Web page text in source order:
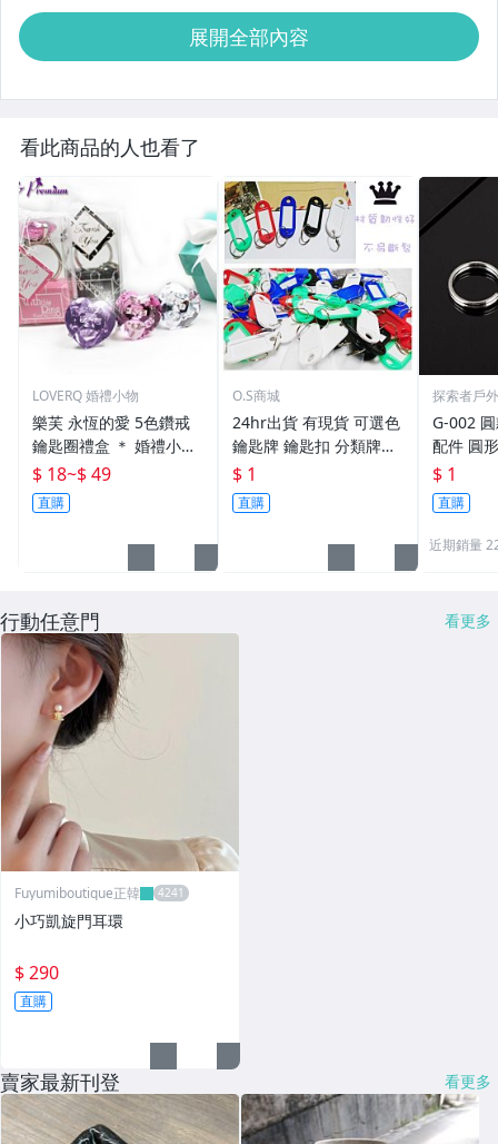
展開全部內容
看此商品的人也看了
LOVERQ 婚禮小物
樂芙 永恆的愛 5色鑽戒
鑰匙圈禮盒 ＊ 婚禮小物
二次進場 工商禮贈品 戒
指鑰匙圈 鑽石鑰匙扣 大
鑽戒 送客禮 活動贈品
$ 18~$ 49
直購
O.S商城
24hr出貨 有現貨 可選色
鑰匙牌 鑰匙扣 分類牌鎖
匙 分類牌 塑膠鑰匙牌 鑰
匙扣 號碼牌 分類牌 標記
鑰匙吊牌 掛牌
$ 1
直購
探索者戶
G-002
配件 圓
鑰匙圈
單個鑰
$ 1
直購
近期銷量
行動任意門 看更多
Fuyumiboutique正韓
小巧凱旋門耳環
$ 290
直購
賣家最新刊登 看更多